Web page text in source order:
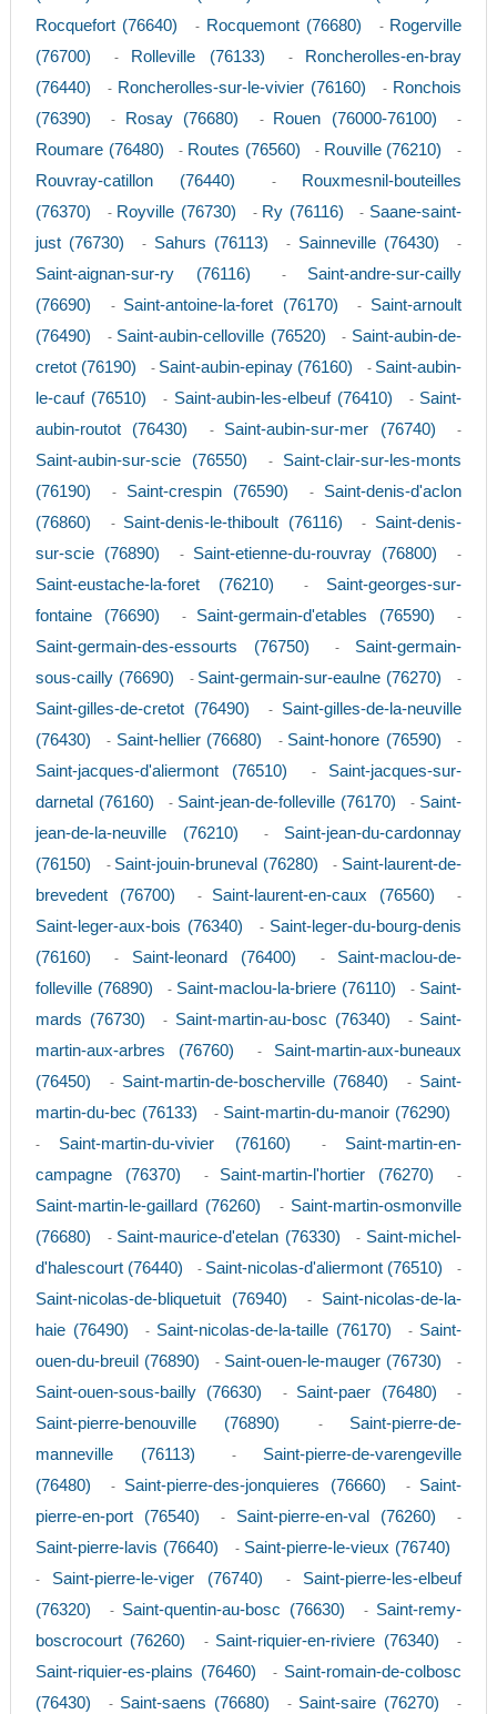
Rocquefort (76640) - Rocquemont (76680) - Rogerville
(76700)
- Rolleville (76133) -
Roncherolles-en-bray
(76440)
- Roncherolles-sur-le-vivier (76160) - Ronchois
(76390)
- Rosay (76680) - Rouen (76000-76100) -
Roumare (76480) - Routes (76560) - Rouville (76210) -
Rouvray-catillon (76440) -
Rouxmesnil-bouteilles
(76370)
- Royville (76730) - Ry (76116) - Saane-saint-
just (76730)
- Sahurs (76113) - Sainneville (76430) -
Saint-aignan-sur-ry (76116) - Saint-andre-sur-cailly
(76690)
- Saint-antoine-la-foret (76170) - Saint-arnoult
(76490)
- Saint-aubin-celloville (76520) - Saint-aubin-de-
cretot (76190)
- Saint-aubin-epinay (76160) - Saint-aubin-
le-cauf (76510)
- Saint-aubin-les-elbeuf (76410) - Saint-
aubin-routot (76430)
- Saint-aubin-sur-mer (76740) -
Saint-aubin-sur-scie (76550) - Saint-clair-sur-les-monts
(76190)
- Saint-crespin (76590) - Saint-denis-d'aclon
(76860)
- Saint-denis-le-thiboult (76116) - Saint-denis-
sur-scie (76890)
- Saint-etienne-du-rouvray (76800) -
Saint-eustache-la-foret (76210) - Saint-georges-sur-
fontaine (76690)
- Saint-germain-d'etables (76590) -
Saint-germain-des-essourts (76750) - Saint-germain-
sous-cailly (76690)
- Saint-germain-sur-eaulne (76270) -
Saint-gilles-de-cretot (76490) - Saint-gilles-de-la-neuville
(76430)
- Saint-hellier (76680) - Saint-honore (76590) -
Saint-jacques-d'aliermont (76510) - Saint-jacques-sur-
darnetal (76160)
- Saint-jean-de-folleville (76170) - Saint-
jean-de-la-neuville (76210)
- Saint-jean-du-cardonnay
(76150)
- Saint-jouin-bruneval (76280) - Saint-laurent-de-
brevedent (76700)
- Saint-laurent-en-caux (76560) -
Saint-leger-aux-bois (76340) - Saint-leger-du-bourg-denis
(76160)
- Saint-leonard (76400) - Saint-maclou-de-
folleville (76890)
- Saint-maclou-la-briere (76110) - Saint-
mards (76730)
- Saint-martin-au-bosc (76340) - Saint-
martin-aux-arbres (76760)
- Saint-martin-aux-buneaux
(76450)
- Saint-martin-de-boscherville (76840) - Saint-
martin-du-bec (76133)
- Saint-martin-du-manoir (76290)
- Saint-martin-du-vivier (76160) - Saint-martin-en-
campagne (76370)
- Saint-martin-l'hortier (76270) -
Saint-martin-le-gaillard (76260) - Saint-martin-osmonville
(76680)
- Saint-maurice-d'etelan (76330) - Saint-michel-
d'halescourt (76440)
- Saint-nicolas-d'aliermont (76510) -
Saint-nicolas-de-bliquetuit (76940) - Saint-nicolas-de-la-
haie (76490)
- Saint-nicolas-de-la-taille (76170) - Saint-
ouen-du-breuil (76890)
- Saint-ouen-le-mauger (76730) -
Saint-ouen-sous-bailly (76630) - Saint-paer (76480) -
Saint-pierre-benouville (76890) - Saint-pierre-de-
manneville (76113)
- Saint-pierre-de-varengeville
(76480)
- Saint-pierre-des-jonquieres (76660) - Saint-
pierre-en-port (76540)
- Saint-pierre-en-val (76260) -
Saint-pierre-lavis (76640) - Saint-pierre-le-vieux (76740)
- Saint-pierre-le-viger (76740) - Saint-pierre-les-elbeuf
(76320)
- Saint-quentin-au-bosc (76630) - Saint-remy-
boscrocourt (76260)
- Saint-riquier-en-riviere (76340) -
Saint-riquier-es-plains (76460) - Saint-romain-de-colbosc
(76430)
- Saint-saens (76680) - Saint-saire (76270) -